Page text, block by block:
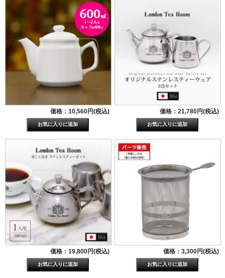
価格：10,560円(税込) 価格：21,780円(税込)
価格：19,800円(税込) 価格：3,300円(税込)